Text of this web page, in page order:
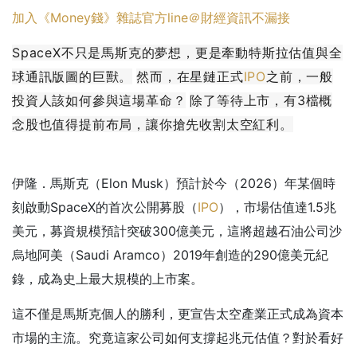
加入《Money錢》雜誌官方line＠財經資訊不漏接
SpaceX不只是馬斯克的夢想，更是牽動特斯拉估值與全
球通訊版圖的巨獸。
然而，在星鏈正式IPO之前，一般
投資人該如何參與這場革命？ 除了等待上市，有3檔概
念股也值得提前布局，讓你搶先收割太空紅利。
伊隆．馬斯克（Elon Musk）預計於今（2026）年某個時
刻啟動SpaceX的首次公開募股（IPO），市場估值達1.5兆
美元，募資規模預計突破300億美元，這將超越石油公司沙
烏地阿美（Saudi Aramco）2019年創造的290億美元紀
錄，成為史上最大規模的上市案。
這不僅是馬斯克個人的勝利，更宣告太空產業正式成為資本
市場的主流。究竟這家公司如何支撐起兆元估值？對於看好